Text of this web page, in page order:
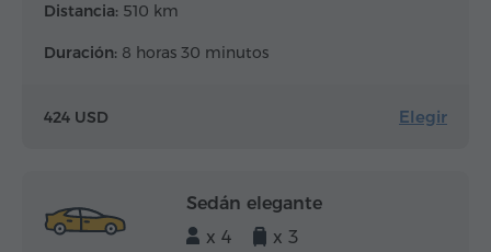
Distancia: 510 km
Duración: 8 horas 30 minutos
424 USD Elegir
Sedán elegante
x 4
x 3